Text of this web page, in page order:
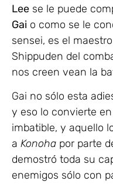
Lee se le puede
Gai o como se le
sensei, es el
Shippuden del
nos creen vean la
Gai no sólo esta
y eso lo convierte
imbatible, y aquello
a Konoha por parte
demostró toda su
enemigos sólo con